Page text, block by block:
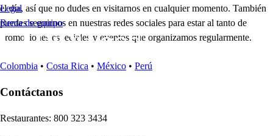
el día, así que no dudes en visitarnos en cualquier momento. También
puedes seguirnos en nuestras redes sociales para estar al tanto de
promociones especiales y eventos que organizamos regularmente.
Legal
Renta de equipo
Colombia • Costa Rica • México • Perú
Contáctanos
Restaurantes: 800 323 3434